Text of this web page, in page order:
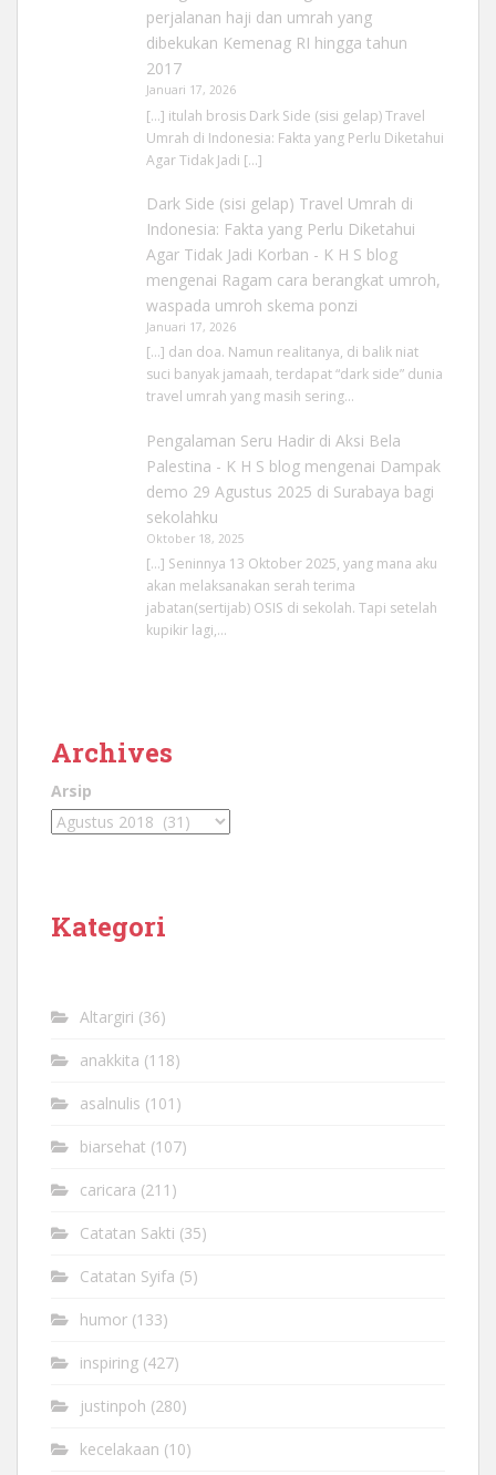
perjalanan haji dan umrah yang
dibekukan Kemenag RI hingga tahun
2017
Januari 17, 2026
[…] itulah brosis Dark Side (sisi gelap) Travel
Umrah di Indonesia: Fakta yang Perlu Diketahui
Agar Tidak Jadi […]
Dark Side (sisi gelap) Travel Umrah di
Indonesia: Fakta yang Perlu Diketahui
Agar Tidak Jadi Korban - K H S blog
mengenai Ragam cara berangkat umroh,
waspada umroh skema ponzi
Januari 17, 2026
[…] dan doa. Namun realitanya, di balik niat
suci banyak jamaah, terdapat “dark side” dunia
travel umrah yang masih sering…
Pengalaman Seru Hadir di Aksi Bela
Palestina - K H S blogmengenai Dampak
demo 29 Agustus 2025 di Surabaya bagi
sekolahku
Oktober 18, 2025
[…] Seninnya 13 Oktober 2025, yang mana aku
akan melaksanakan serah terima
jabatan(sertijab) OSIS di sekolah. Tapi setelah
kupikir lagi,…
Archives
Arsip
Kategori
Altargiri (36)
anakkita (118)
asalnulis (101)
biarsehat (107)
caricara (211)
Catatan Sakti (35)
Catatan Syifa (5)
humor (133)
inspiring (427)
justinpoh (280)
kecelakaan (10)